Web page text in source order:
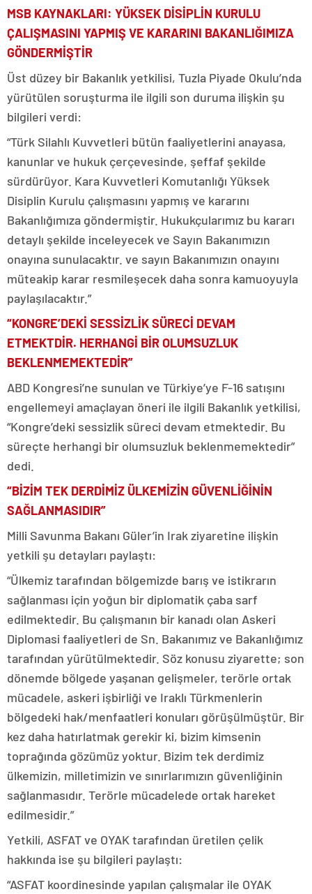
MSB KAYNAKLARI: YÜKSEK DİSİPLİN KURULU
ÇALIŞMASINI YAPMIŞ VE KARARINI BAKANLIĞIMIZA
GÖNDERMİŞTİR
Üst düzey bir Bakanlık yetkilisi, Tuzla Piyade Okulu’nda
yürütülen soruşturma ile ilgili son duruma ilişkin şu
bilgileri verdi:
“Türk Silahlı Kuvvetleri bütün faaliyetlerini anayasa,
kanunlar ve hukuk çerçevesinde, şeffaf şekilde
sürdürüyor. Kara Kuvvetleri Komutanlığı Yüksek
Disiplin Kurulu çalışmasını yapmış ve kararını
Bakanlığımıza göndermiştir. Hukukçularımız bu kararı
detaylı şekilde inceleyecek ve Sayın Bakanımızın
onayına sunulacaktır. ve sayın Bakanımızın onayını
müteakip karar resmileşecek daha sonra kamuoyuyla
paylaşılacaktır.”
“KONGRE’DEKİ SESSİZLİK SÜRECİ DEVAM
ETMEKTDİR. HERHANGİ BİR OLUMSUZLUK
BEKLENMEMEKTEDİR”
ABD Kongresi’ne sunulan ve Türkiye’ye F-16 satışını
engellemeyi amaçlayan öneri ile ilgili Bakanlık yetkilisi,
“Kongre’deki sessizlik süreci devam etmektedir. Bu
süreçte herhangi bir olumsuzluk beklenmemektedir”
dedi.
“BİZİM TEK DERDİMİZ ÜLKEMİZİN GÜVENLİĞİNİN
SAĞLANMASIDIR”
Milli Savunma Bakanı Güler’in Irak ziyaretine ilişkin
yetkili şu detayları paylaştı:
“Ülkemiz tarafından bölgemizde barış ve istikrarın
sağlanması için yoğun bir diplomatik çaba sarf
edilmektedir. Bu çalışmanın bir kanadı olan Askeri
Diplomasi faaliyetleri de Sn. Bakanımız ve Bakanlığımız
tarafından yürütülmektedir. Söz konusu ziyarette; son
dönemde bölgede yaşanan gelişmeler, terörle ortak
mücadele, askeri işbirliği ve Iraklı Türkmenlerin
bölgedeki hak/menfaatleri konuları görüşülmüştür. Bir
kez daha hatırlatmak gerekir ki, bizim kimsenin
toprağında gözümüz yoktur. Bizim tek derdimiz
ülkemizin, milletimizin ve sınırlarımızın güvenliğinin
sağlanmasıdır. Terörle mücadelede ortak hareket
edilmesidir.”
Yetkili, ASFAT ve OYAK tarafından üretilen çelik
hakkında ise şu bilgileri paylaştı:
“ASFAT koordinesinde yapılan çalışmalar ile OYAK